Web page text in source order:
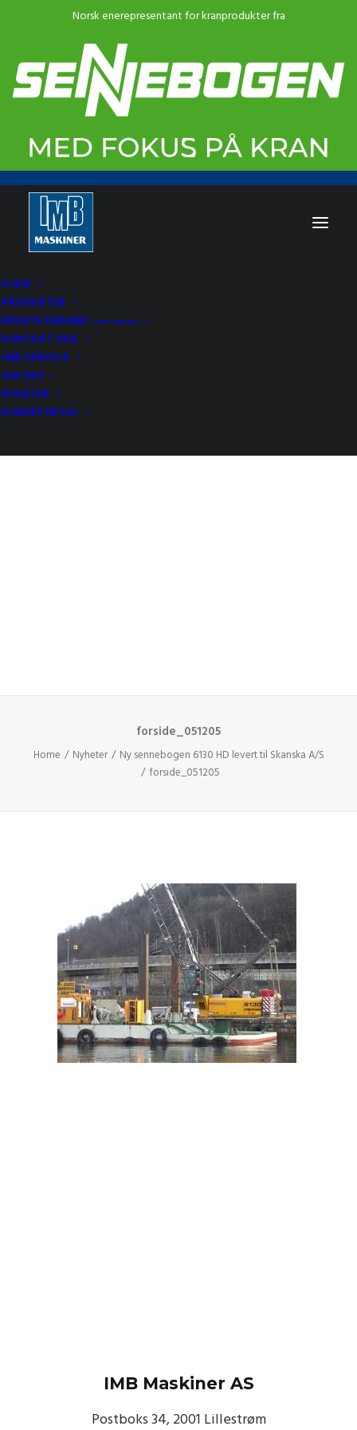
HJEM
PRODUKTER
BRUKTE KRANER
USED CRANES
KONTAKT OSS
IMB SERVICE
OM OSS
NYHETER
KUNDEPORTAL
forside_051205
Home Nyheter
Ny sennebogen 6130 HD levert til Skanska A/S
forside_051205
IMB Maskiner AS
Postboks 34, 2001 Lillestrøm